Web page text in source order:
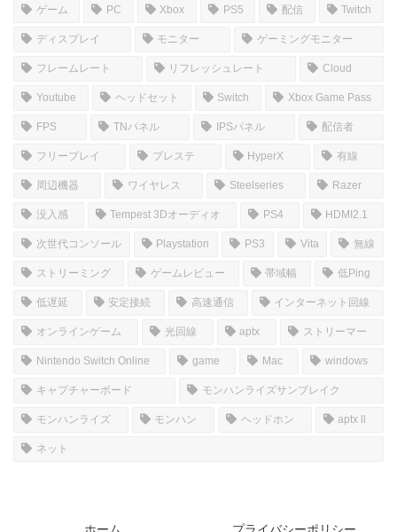
ゲーム PC Xbox PS5 配信 Twitch
ディスプレイ モニター ゲーミングモニター
フレームレート リフレッシュレート Cloud
Youtube ヘッドセット Switch Xbox Game Pass
FPS TNパネル IPSパネル 配信者
フリープレイ プレステ HyperX 有線
周辺機器 ワイヤレス Steelseries Razer
没入感 Tempest 3Dオーディオ PS4 HDMI2.1
次世代コンソール Playstation PS3 Vita 無線
ストリーミング ゲームレビュー 帯域幅 低Ping
低遅延 安定接続 高速通信 インターネット回線
オンラインゲーム 光回線 aptx ストリーマー
Nintendo Switch Online game Mac windows
キャプチャーボード モンハンライズサンブレイク
モンハンライズ モンハン ヘッドホン aptx ll
ネット